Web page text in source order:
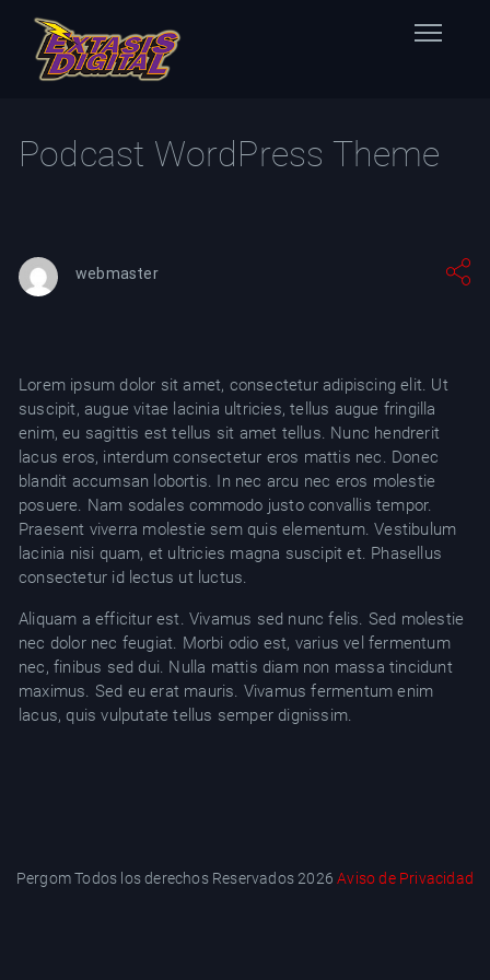
Nuestras Estaciones
TW
YT
Podcast WordPress Theme
webmaster
Lorem ipsum dolor sit amet, consectetur adipiscing elit. Ut
suscipit, augue vitae lacinia ultricies, tellus augue fringilla
enim, eu sagittis est tellus sit amet tellus. Nunc hendrerit
lacus eros, interdum consectetur eros mattis nec. Donec
blandit accumsan lobortis. In nec arcu nec eros molestie
posuere. Nam sodales commodo justo convallis tempor.
Praesent viverra molestie sem quis elementum. Vestibulum
lacinia nisi quam, et ultricies magna suscipit et. Phasellus
consectetur id lectus ut luctus.
Aliquam a efficitur est. Vivamus sed nunc felis. Sed molestie
nec dolor nec feugiat. Morbi odio est, varius vel fermentum
nec, finibus sed dui. Nulla mattis diam non massa tincidunt
maximus. Sed eu erat mauris. Vivamus fermentum enim
lacus, quis vulputate tellus semper dignissim.
Pergom Todos los derechos Reservados 2026Aviso de Privacidad